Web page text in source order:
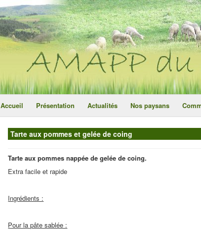
ce site utilise des
Accueil Présentation Actualités Nos paysans
Tarte aux pommes et gelée de coing
Tarte aux pommes nappée de gelée de coing.
Extra facile et rapide
Ingrédients :
Pour la pâte sablée :